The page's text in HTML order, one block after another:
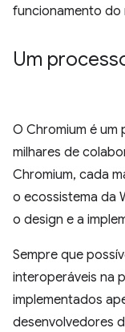
funcionamento do
Um
O Chromium é
milhares de
Chromium, cada
o ecossistema da
o design e a
Sempre que
interoperáveis na
implementados
desenvolvedores